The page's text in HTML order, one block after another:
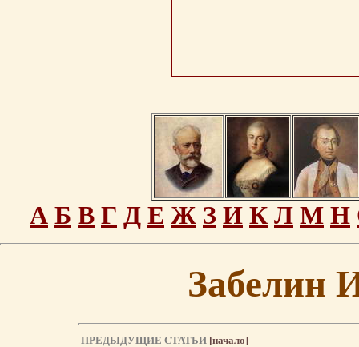
А Б В Г Д Е Ж З И К Л М Н
Забелин
ПРЕДЫДУЩИЕ СТАТЬИ [начало]